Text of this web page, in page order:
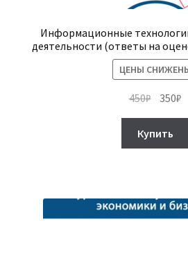
Информационные
деятельности (ответы на
ЦЕНЫ
450₽
450₽.
350₽
Купить